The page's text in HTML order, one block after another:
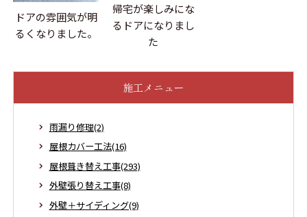
ドアの雰囲気が明
るくなりました。
帰宅が楽しみにな
るドアになりまし
た
施工メニュー
雨漏り修理(2)
屋根カバー工法(16)
屋根葺き替え工事(293)
外壁張り替え工事(8)
外壁＋サイディング(9)